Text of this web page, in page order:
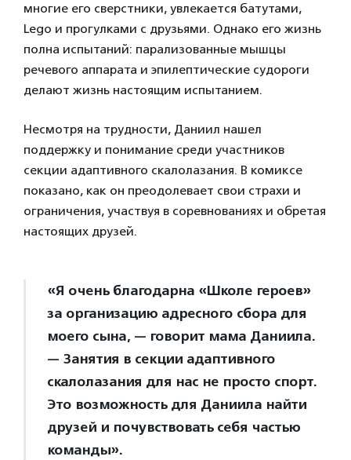
многие его сверстники, увлекается батутами,
Lego и прогулками с друзьями. Однако его жизнь
полна испытаний: парализованные мышцы
речевого аппарата и эпилептические судороги
делают жизнь настоящим испытанием.
Несмотря на трудности, Даниил нашел
поддержку и понимание среди участников
секции адаптивного скалолазания. В комиксе
показано, как он преодолевает свои страхи и
ограничения, участвуя в соревнованиях и обретая
настоящих друзей.
«Я очень благодарна «Школе героев»
за организацию адресного сбора для
моего сына, — говорит мама Даниила.
— Занятия в секции адаптивного
скалолазания для нас не просто спорт.
Это возможность для Даниила найти
друзей и почувствовать себя частью
команды».